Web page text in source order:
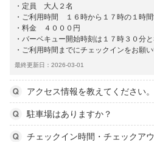
・定員 大人２名
・ご利用時間 １６時から１７時の１時間
・料金 ４０００円
・バーベキュー開始時刻は１７時３０分と
・ご利用時間までにチェックインをお願い
最終更新日：2026-03-01
アクセス情報を教えてください。
駐車場はありますか？
チェックイン時間・チェックア